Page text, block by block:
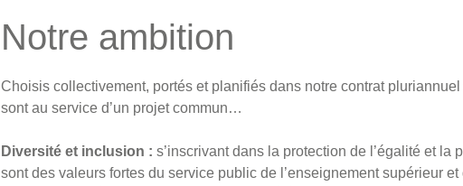
Notre ambition
Choisis collectivement, portés et planifiés dans notre contrat
sont au service d’un projet commun…
Diversité et inclusion : s’inscrivant dans la protection de l’égalité et la
sont des valeurs fortes du service public de l’enseignement supérieur